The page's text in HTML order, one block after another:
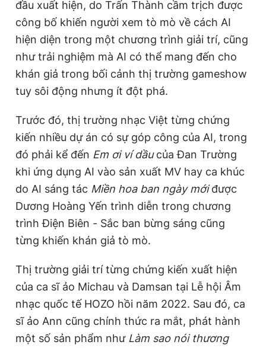
Giấy phép xuất bản số 110/GP - BTTTT cấp ngày 24.3.2020
© 2003-2026 Bản quyền thuộc về Báo Thanh Niên. Cấm sao
chép dưới mọi hình thức nếu không có sự chấp thuận bằng văn
bản. Phát triển bởi ePi Technologies, JSC.
đầu xuất hiện, do Trấn Thành cầm trịch được
công bố khiến người xem tò mò về cách AI
hiện diện trong một chương trình giải trí, cũng
như trải nghiệm mà AI có thể mang đến cho
khán giả trong bối cảnh thị trường gameshow
tuy sôi động nhưng ít đột phá.
Trước đó, thị trường nhạc Việt từng chứng
kiến nhiều dự án có sự góp công của AI, trong
đó phải kể đến Em ơi ví dầucủa Đan Trường
khi ứng dụng AI vào sản xuất MV hay ca khúc
do AI sáng tác Miền hoa ban ngày mớiđược
Dương Hoàng Yến trình diễn trong chương
trình Điện Biên - Sắc ban bừng sáng cũng
từng khiến khán giả tò mò.
Thị trường giải trí từng chứng kiến xuất hiện
của ca sĩ ảo Michau và Damsan tại Lễ hội Âm
nhạc quốc tế HOZO hồi năm 2022. Sau đó, ca
sĩ ảo Ann cũng chính thức ra mắt, phát hành
một số sản phẩm như Làm sao nói thương